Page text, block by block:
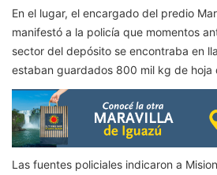
En el lugar, el encargado del predio
manifestó a la policía que momentos
sector del depósito se encontraba en
estaban guardados 800 mil kg de hoja
Las fuentes policiales indicaron a